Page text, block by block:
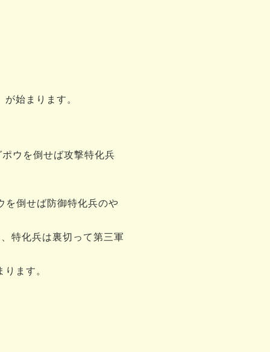
が始まります。
ウを倒せば攻撃特化兵
を倒せば防御特化兵のや
特化兵は裏切って第三軍
ります。